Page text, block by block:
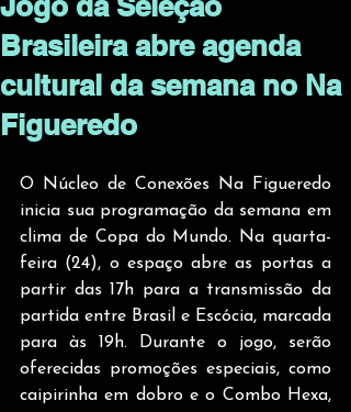
Brasileira abre agenda
cultural da semana no Na
Figueredo
O Núcleo de Conexões Na Figueredo
inicia sua programação da semana em
clima de Copa do Mundo. Na quarta-
feira (24), o espaço abre as portas a
partir das 17h para a transmissão da
partida entre Brasil e Escócia, marcada
para às 19h. Durante o jogo, serão
oferecidas promoções especiais, como
caipirinha em dobro e o Combo Hexa,